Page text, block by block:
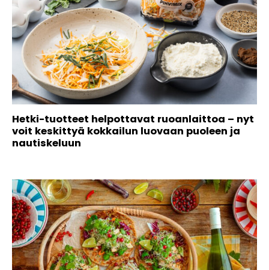
Hetki-tuotteet helpottavat ruoanlaittoa – nyt
voit keskittyä kokkailun luovaan puoleen ja
nautiskeluun